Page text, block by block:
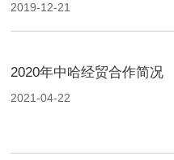
2019-12-21
2020年中哈经贸合作简况
2021-04-22